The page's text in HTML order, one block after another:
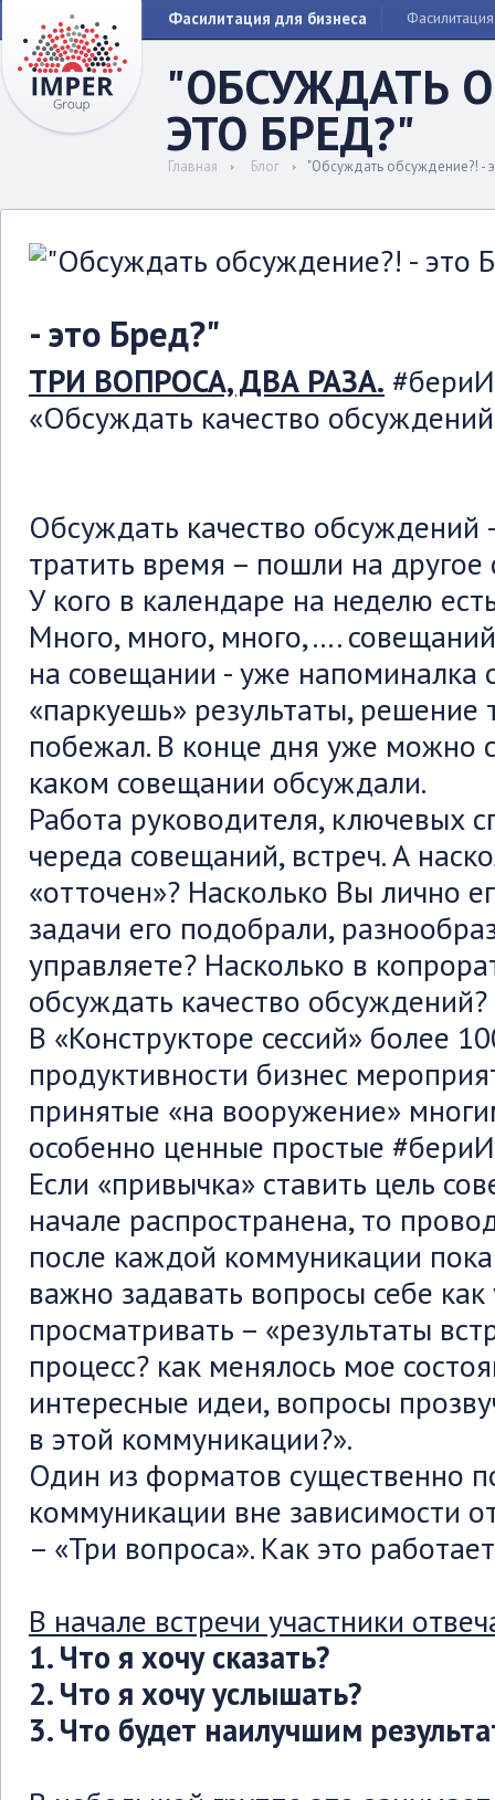
Фасилитация для бизнеса Фасилитация
"ОБСУЖДАТЬ
ЭТО БРЕД?"
Главная Блог "Обсуждать обсуждение?! -
- это Бред?"
ТРИ ВОПРОСА, ДВА РАЗА.
«Обсуждать качество
Обсуждать качество обсуждений
тратить время – пошли на
У кого в календаре на неделю
Много, много, много,….
на совещании - уже
«паркуешь» результаты, решение
побежал. В конце дня уже можно
каком совещании обсуждали.
Работа руководителя, ключевых
череда совещаний, встреч. А
«отточен»? Насколько Вы лично
задачи его подобрали,
управляете? Насколько в
обсуждать качество обсуждений?
В «Конструкторе сессий» более
продуктивности бизнес
принятые «на вооружение»
особенно ценные простые
Если «привычка» ставить цель
начале распространена, то
после каждой коммуникации
важно задавать вопросы себе как
просматривать – «результаты
процесс? как менялось мое
интересные идеи, вопросы
в этой коммуникации?».
Один из форматов существенно
коммуникации вне зависимости
– «Три вопроса». Как это
В начале встречи участники
1. Что я хочу сказать?
2. Что я хочу услышать?
3. Что будет наилучшим